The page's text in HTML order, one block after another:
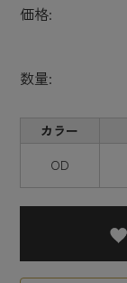
価格:
数量:
カラー
OD